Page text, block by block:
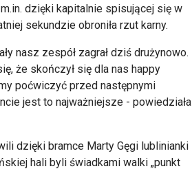
dzięki kapitalnie spisującej się w
sekundzie obroniła rzut karny.
nasz zespół zagrał dziś drużynowo.
że skończył się dla nas happy
poćwiczyć przed następnymi
jest to najważniejsze - powiedziała
dzięki bramce Marty Gęgi lublinianki
hali byli świadkami walki „punkt